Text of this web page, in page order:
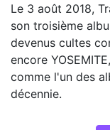
Le 3 août 2018,
son troisième
devenus cultes
encore
comme l'un des
décennie.